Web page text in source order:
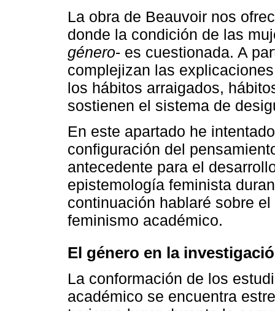
La obra de Beauvoir nos
donde la condición de las
género- es cuestionada. A
complejizan las
los hábitos arraigados,
sostienen el sistema de
En este apartado he
configuración del
antecedente para el
epistemología feminista
continuación hablaré sobre
feminismo académico.
El género en la
La conformación de los
académico se encuentra